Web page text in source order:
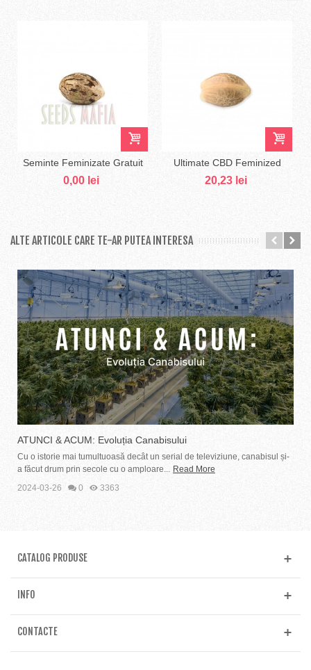
Seminte Feminizate Gratuit
0,00 lei
Ultimate CBD Feminized
20,23 lei
ALTE ARTICOLE CARE TE-AR PUTEA INTERESA
ATUNCI & ACUM: Evoluția Canabisului
Cu o istorie mai tumultuoasă decât un serial de televiziune, canabisul și-
a făcut drum prin secole cu o amploare...
Read More
2024-03-26
0 3363
CATALOG PRODUSE
INFO
CONTACTE